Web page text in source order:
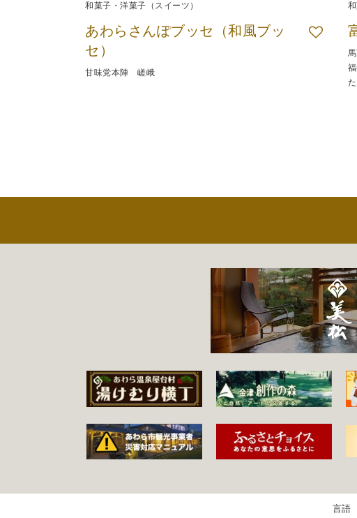
和菓子・洋菓子（スイーツ）
あわらさんぽブッセ（和風ブッ
セ）
甘味党本陣 嵯峨